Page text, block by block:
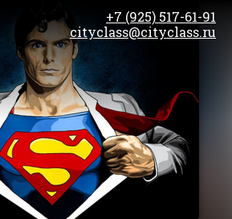
+7 (925) 517-61-91
cityclass@cityclass.ru